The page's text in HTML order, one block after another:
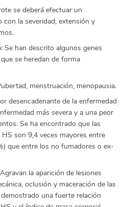
se deberá efectuar un
con la severidad, extensión y
Se han descrito algunos genes
se heredan de forma
menstruación, menopausia.
desencadenante de la enfermedad
más severa y a una peor
Se ha encontrado que las
son 9,4 veces mayores entre
que entre los no fumadores o ex-
la aparición de lesiones
oclusión y maceración de las
una fuerte relación